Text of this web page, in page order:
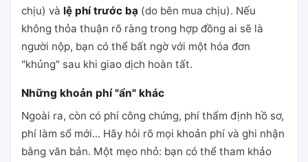
chịu) và lệ phí trước bạ (do bên mua chịu). Nếu
không thỏa thuận rõ ràng trong hợp đồng ai sẽ là
người nộp, bạn có thể bất ngờ với một hóa đơn
"khủng" sau khi giao dịch hoàn tất.
Những khoản phí "ẩn" khác
Ngoài ra, còn có phí công chứng, phí thẩm định hồ sơ,
phí làm sổ mới... Hãy hỏi rõ mọi khoản phí và ghi nhận
bằng văn bản. Một mẹo nhỏ: bạn có thể tham khảo